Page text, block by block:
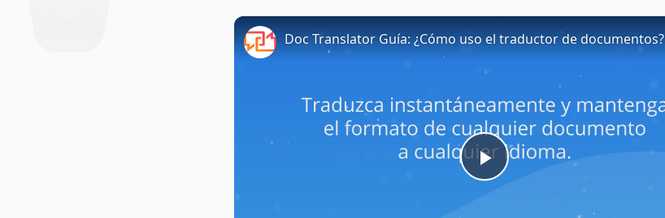
Play
Doc Translator Guía: ¿Cómo uso el traductor de documentos?